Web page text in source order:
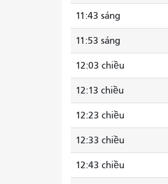
11:43 sáng
11:53 sáng
12:03 chiều
12:13 chiều
12:23 chiều
12:33 chiều
12:43 chiều